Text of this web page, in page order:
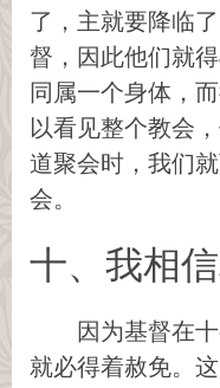
了，主就要降临
督，因此他们就
同属一个身体，
以看见整个教会
道聚会时，我们
会。
十、我相
因为基督在
就必得着赦免。